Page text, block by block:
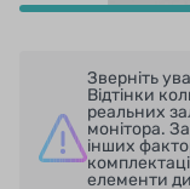
Зверніть
Відтінки
реальних
монітора.
інших
елементи